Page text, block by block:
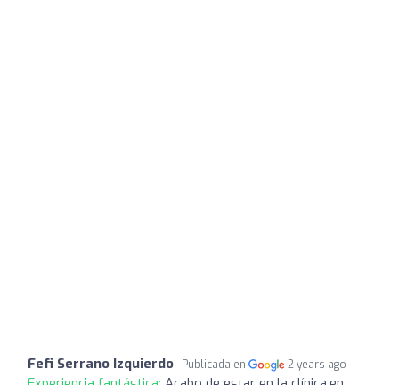
Fefi Serrano Izquierdo Publicada en 2 years ago